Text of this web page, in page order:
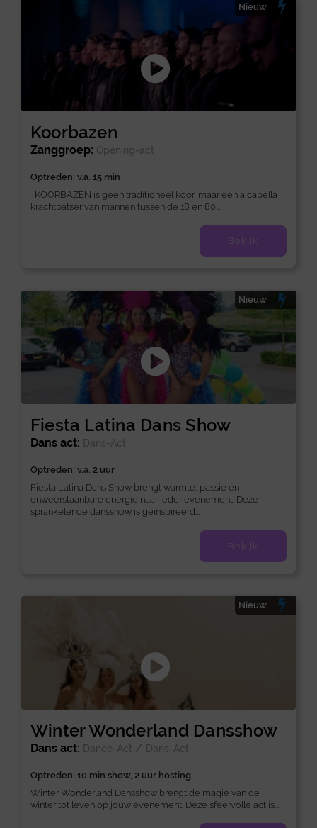
Koorbazen
Nieuw
Zanggroep: Opening-act
Optreden: v.a. 15 min
KOORBAZEN is geen traditioneel koor, maar een a capella
krachtpatser van mannen tussen de 18 en 80...
Bekijk
Fiesta Latina Dans Show
Nieuw
Dans act: Dans-Act
Optreden: v.a. 2 uur
Fiesta Latina Dans Show brengt warmte, passie en
onweerstaanbare energie naar ieder evenement. Deze
sprankelende dansshow is geïnspireerd...
Bekijk
Winter Wonderland Dansshow
Nieuw
Dans act: Dance-Act / Dans-Act
Optreden: 10 min show, 2 uur hosting
Winter Wonderland Dansshow brengt de magie van de
winter tot leven op jouw evenement. Deze sfeervolle act is...